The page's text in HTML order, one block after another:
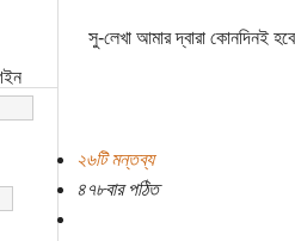
সু-লেখা আমার দ্বারা কোনদিনই
২৬টি মন্তব্য
৪৭৮বার পঠিত